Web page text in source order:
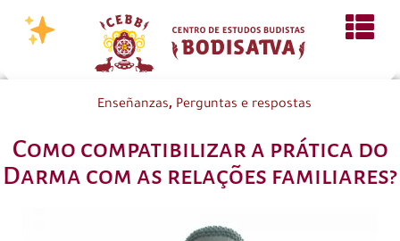
Enseñanzas, Perguntas e respostas
Como compatibilizar a prática do
Darma com as relações familiares?